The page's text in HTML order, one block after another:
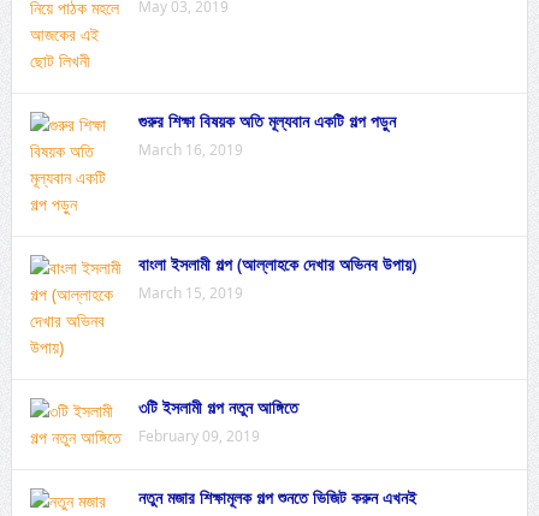
May 03, 2019
গুরুর শিক্ষা বিষয়ক অতি মূল্যবান একটি গল্প পড়ুন
March 16, 2019
বাংলা ইসলামী গল্প (আল্লাহকে দেখার অভিনব উপায়)
March 15, 2019
৩টি ইসলামী গল্প নতুন আঙ্গিতে
February 09, 2019
নতুন মজার শিক্ষামূলক গল্প শুনতে ভিজিট করুন এখনই